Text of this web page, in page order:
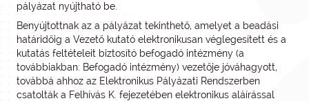
pályázat nyújtható be.
Benyújtottnak az a pályázat tekinthető, amelyet a beadási
határidőig a Vezető kutató elektronikusan véglegesített és a
kutatás feltételeit biztosító befogadó intézmény (a
továbbiakban: Befogadó intézmény) vezetője jóváhagyott,
továbbá ahhoz az Elektronikus Pályázati Rendszerben
csatolták a Felhívás K. fejezetében elektronikus aláírással